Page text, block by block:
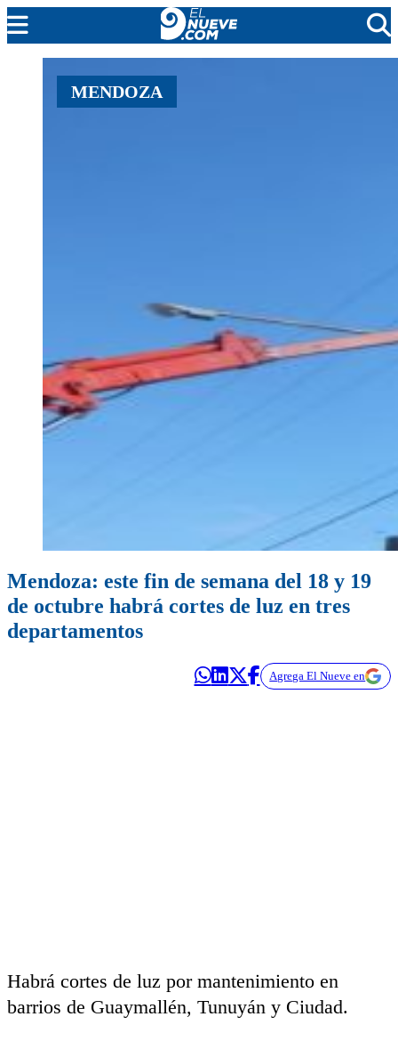
MENDOZA
CADA DÍA
MENDOZA
Mendoza: este fin de semana del 18 y 19
de octubre habrá cortes de luz en tres
departamentos
Agrega El Nueve en
Habrá cortes de luz por mantenimiento en
barrios de Guaymallén, Tunuyán y Ciudad.